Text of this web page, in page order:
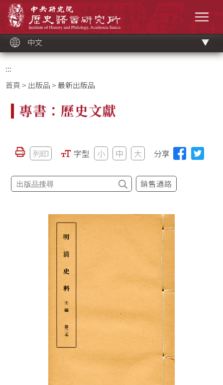
中文
:::
首頁 > 出版品 > 最新出版品
專書：歷史文獻
列印 字型 小 中 大 分享
銷售通路